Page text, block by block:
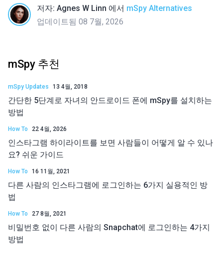
저자: Agnes W Linn 에서 mSpy Alternatives
업데이트됨 08 7월, 2026
mSpy 추천
mSpy Updates 13 4월, 2018
간단한 5단계로 자녀의 안드로이드 폰에 mSpy를 설치하는
방법
How To 22 4월, 2026
인스타그램 하이라이트를 보면 사람들이 어떻게 알 수 있나
요? 쉬운 가이드
How To 16 11월, 2021
다른 사람의 인스타그램에 로그인하는 6가지 실용적인 방
법
How To 27 8월, 2021
비밀번호 없이 다른 사람의 Snapchat에 로그인하는 4가지
방법